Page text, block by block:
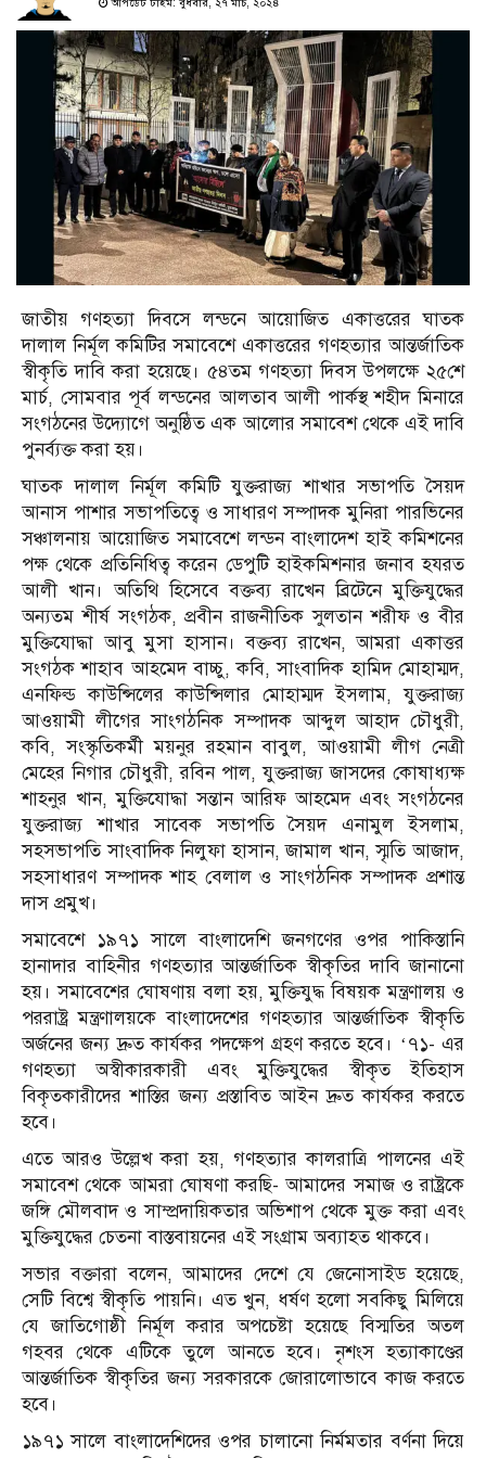
আপডেট টাইম: বুধবার, ২৭ মার্চ, ২০২৪
জাতীয় গণহত্যা দিবসে লন্ডনে আয়োজিত একাত্তরের ঘাতক
দালাল নির্মূল কমিটির সমাবেশে একাত্তরের গণহত্যার আন্তর্জাতিক
স্বীকৃতি দাবি করা হয়েছে। ৫৪তম গণহত্যা দিবস উপলক্ষে ২৫শে
মার্চ, সোমবার পূর্ব লন্ডনের আলতাব আলী পার্কস্থ শহীদ মিনারে
সংগঠনের উদ্যোগে অনুষ্ঠিত এক আলোর সমাবেশ থেকে এই দাবি
পুনর্ব্যক্ত করা হয়।
ঘাতক দালাল নির্মূল কমিটি যুক্তরাজ্য শাখার সভাপতি সৈয়দ
আনাস পাশার সভাপতিত্বে ও সাধারণ সম্পাদক মুনিরা পারভিনের
সঞ্চালনায় আয়োজিত সমাবেশে লন্ডন বাংলাদেশ হাই কমিশনের
পক্ষ থেকে প্রতিনিধিত্ব করেন ডেপুটি হাইকমিশনার জনাব হযরত
আলী খান। অতিথি হিসেবে বক্তব্য রাখেন ব্রিটেনে মুক্তিযুদ্ধের
অন্যতম শীর্ষ সংগঠক, প্রবীন রাজনীতিক সুলতান শরীফ ও বীর
মুক্তিযোদ্ধা আবু মুসা হাসান। বক্তব্য রাখেন, আমরা একাত্তর
সংগঠক শাহাব আহমেদ বাচ্চু, কবি, সাংবাদিক হামিদ মোহাম্মদ,
এনফিল্ড কাউন্সিলের কাউন্সিলার মোহাম্মদ ইসলাম, যুক্তরাজ্য
আওয়ামী লীগের সাংগঠনিক সম্পাদক আব্দুল আহাদ চৌধুরী,
কবি, সংস্কৃতিকর্মী ময়নুর রহমান বাবুল, আওয়ামী লীগ নেত্রী
মেহের নিগার চৌধুরী, রবিন পাল, যুক্তরাজ্য জাসদের কোষাধ্যক্ষ
শাহনুর খান, মুক্তিযোদ্ধা সন্তান আরিফ আহমেদ এবং সংগঠনের
যুক্তরাজ্য শাখার সাবেক সভাপতি সৈয়দ এনামুল ইসলাম,
সহসভাপতি সাংবাদিক নিলুফা হাসান, জামাল খান, স্মৃতি আজাদ,
সহসাধারণ সম্পাদক শাহ বেলাল ও সাংগঠনিক সম্পাদক প্রশান্ত
দাস প্রমুখ।
সমাবেশে ১৯৭১ সালে বাংলাদেশি জনগণের ওপর পাকিস্তানি
হানাদার বাহিনীর গণহত্যার আন্তর্জাতিক স্বীকৃতির দাবি জানানো
হয়। সমাবেশের ঘোষণায় বলা হয়, মুক্তিযুদ্ধ বিষয়ক মন্ত্রণালয় ও
পররাষ্ট্র মন্ত্রণালয়কে বাংলাদেশের গণহত্যার আন্তর্জাতিক স্বীকৃতি
অর্জনের জন্য দ্রুত কার্যকর পদক্ষেপ গ্রহণ করতে হবে। ‘৭১- এর
গণহত্যা অস্বীকারকারী এবং মুক্তিযুদ্ধের স্বীকৃত ইতিহাস
বিকৃতকারীদের শাস্তির জন্য প্রস্তাবিত আইন দ্রুত কার্যকর করতে
হবে।
এতে আরও উল্লেখ করা হয়, গণহত্যার কালরাত্রি পালনের এই
সমাবেশ থেকে আমরা ঘোষণা করছি- আমাদের সমাজ ও রাষ্ট্রকে
জঙ্গি মৌলবাদ ও সাম্প্রদায়িকতার অভিশাপ থেকে মুক্ত করা এবং
মুক্তিযুদ্ধের চেতনা বাস্তবায়নের এই সংগ্রাম অব্যাহত থাকবে।
সভার বক্তারা বলেন, আমাদের দেশে যে জেনোসাইড হয়েছে,
সেটি বিশ্বে স্বীকৃতি পায়নি। এত খুন, ধর্ষণ হলো সবকিছু মিলিয়ে
যে জাতিগোষ্ঠী নির্মূল করার অপচেষ্টা হয়েছে বিস্মতির অতল
গহবর থেকে এটিকে তুলে আনতে হবে। নৃশংস হত্যাকাণ্ডের
আন্তর্জাতিক স্বীকৃতির জন্য সরকারকে জোরালোভাবে কাজ করতে
হবে।
১৯৭১ সালে বাংলাদেশিদের ওপর চালানো নির্মমতার বর্ণনা দিয়ে